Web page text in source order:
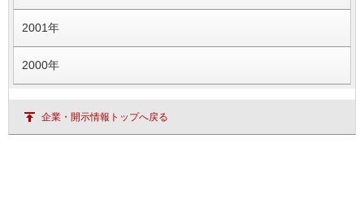
2001年
2000年
企業・開示情報トップへ戻る